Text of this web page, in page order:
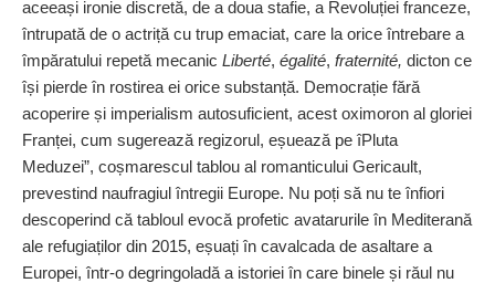
aceeași ironie discretă, de a doua stafie, a Revoluției franceze,
întrupată de o actriță cu trup emaciat, care la orice întrebare a
împăratului repetă mecanic Liberté, égalité, fraternité, dicton ce
își pierde în rostirea ei orice substanță. Democrație fără
acoperire și imperialism autosuficient, acest oximoron al gloriei
Franței, cum sugerează regizorul, eșuează pe îPluta
Meduzei”, coșmarescul tablou al romanticului Gericault,
prevestind naufragiul întregii Europe. Nu poți să nu te înfiori
descoperind că tabloul evocă profetic avatarurile în Mediterană
ale refugiaților din 2015, eșuați în cavalcada de asaltare a
Europei, într‑o degringoladă a istoriei în care binele și răul nu